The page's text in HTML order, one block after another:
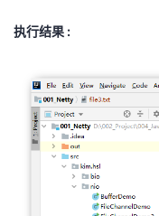
执行结果 :